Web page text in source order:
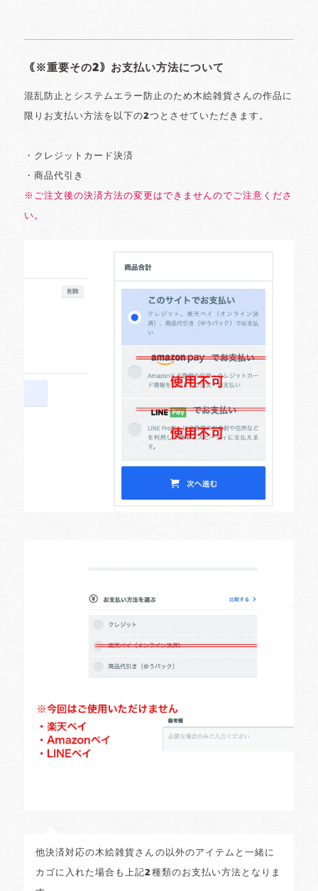
｟※重要その2｠お支払い方法について
混乱防止とシステムエラー防止のため木絵雑貨さんの作品に
限りお支払い方法を以下の2つとさせていただきます。
・クレジットカード決済
・商品代引き
※ご注文後の決済方法の変更はできませんのでご注意くださ
い。
他決済対応の木絵雑貨さんの以外のアイテムと一緒に
カゴに入れた場合も上記2種類のお支払い方法となりま